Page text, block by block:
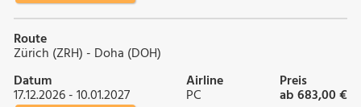
Route
Zürich (ZRH) - Doha (DOH)
Datum
17.12.2026 - 10.01.2027
Airline
PC
Preis
ab 683,00 €